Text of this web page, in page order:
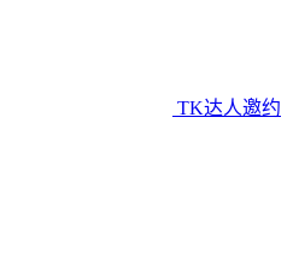
TK达人邀约